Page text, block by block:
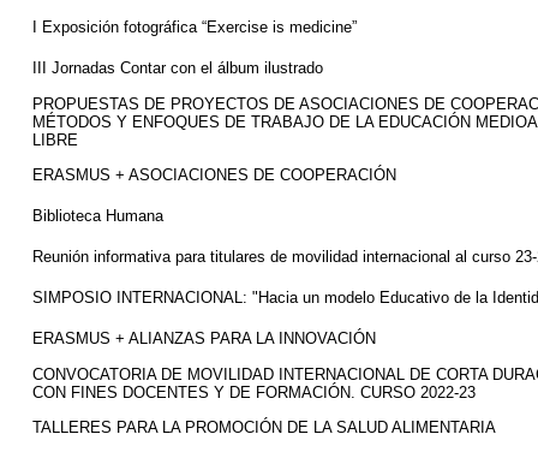
I Exposición fotográfica “Exercise is medicine”
III Jornadas Contar con el álbum ilustrado
PROPUESTAS DE PROYECTOS DE ASOCIACIONES DE
MÉTODOS Y ENFOQUES DE TRABAJO DE LA EDUCACIÓN
LIBRE
ERASMUS + ASOCIACIONES DE COOPERACIÓN
Biblioteca Humana
Reunión informativa para titulares de movilidad internacional al curso
SIMPOSIO INTERNACIONAL: "Hacia un modelo Educativo de la
ERASMUS + ALIANZAS PARA LA INNOVACIÓN
CONVOCATORIA DE MOVILIDAD INTERNACIONAL DE CORTA
CON FINES DOCENTES Y DE FORMACIÓN. CURSO 2022-23
TALLERES PARA LA PROMOCIÓN DE LA SALUD ALIMENTARIA